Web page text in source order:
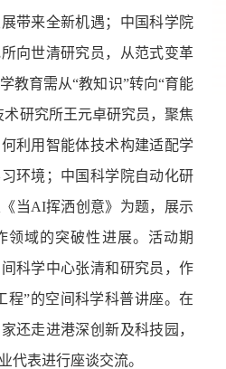
带来全新机遇；中国科学院
向世清研究员 ，
从范式变革
学教育需从“教知识”转向“育能
术研究所王元卓研究员 ， 聚焦
利用智能体技术构建适配学
环境；中国科学院自动化研
当AI挥洒创意》为题，展示
领域的突破性进展。活动期
科学中心张清和研究员 ，作
程”的空间科学科普讲座。在
还走进港深创新及科技园，
代表进行座谈交流。